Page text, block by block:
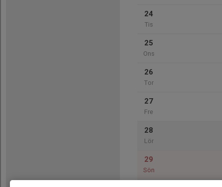
24
Tis
25
Ons
26
Tor
27
Fre
28
Lör
29
Sön